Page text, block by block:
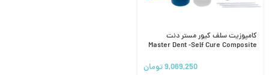
کامپوزیت سلف کیور مستر دنت
Master Dent -Self Cure Composite
9,069,250تومان